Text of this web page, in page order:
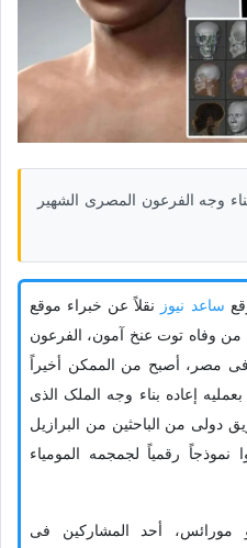
وجه الفرعون المصری الشهیر
ساعد نیوز
نقلاً عن خبراء موقع
من وفاه توت عنخ آمون، الفرعون
فی مصر، أصبح من الممکن أخیراً
إعاده بناء وجه الملک الذی
من 3000 عام، فریق دولی من الباحثین من البرازیل
نموذجاً رقمیاً لجمجمه المومیاء
مورائس، أحد المشارکین فی